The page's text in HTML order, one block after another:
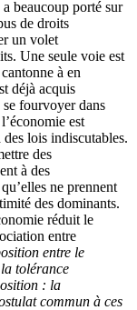
beaucoup porté sur
de droits
un volet
Une seule voie est
à en
déjà acquis
se fourvoyer dans
est
lois indiscutables.
des
à des
ne prennent
des dominants.
réduit le
entre
entre le
tolérance
: la
commun à ces